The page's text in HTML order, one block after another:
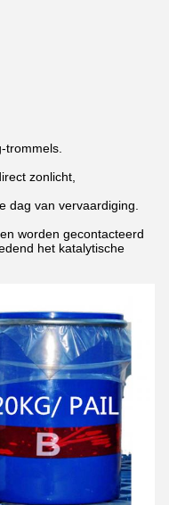
trommels.
zonlicht,
dag van vervaardiging.
worden gecontacteerd
het katalytische